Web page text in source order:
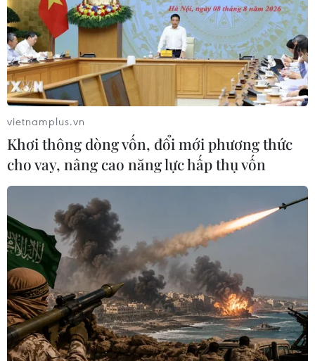
bắt đầu thăm cấp Nhà nước Australia
09/08/2026 12:05
Australia điều tra vụ hai máy bay suýt
va chạm tại sân bay Sydney
09/08/2026 07:04
Dấu mốc quan trọng đưa quan hệ
Việt Nam-New Zealand phát triển
thực chất và hiệu quả hơn
09/08/2026 02:46
Tổng Bí thư, Chủ tịch nước Tô Lâm
lên đường thăm cấp Nhà nước
Australia và New Zealand
09/08/2026 02:00
vietnamplus.vn
Khơi thông dòng vốn, đổi mới phương thức
cho vay, nâng cao năng lực hấp thụ vốn